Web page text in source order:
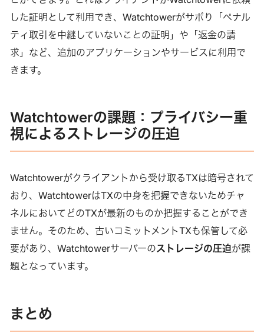
した証明として利用でき、Watchtowerがサボり「ペナル
ティ取引を中継していないことの証明」や「返金の請
求」など、追加のアプリケーションやサービスに利用で
きます。
Watchtowerの課題：プライバシー重
視によるストレージの圧迫
Watchtowerがクライアントから受け取るTXは暗号されて
おり、WatchtowerはTXの中身を把握できないためチャ
ネルにおいてどのTXが最新のものか把握することができ
ません。そのため、古いコミットメントTXも保管して必
要があり、Watchtowerサーバーのストレージの圧迫が課
題となっています。
まとめ